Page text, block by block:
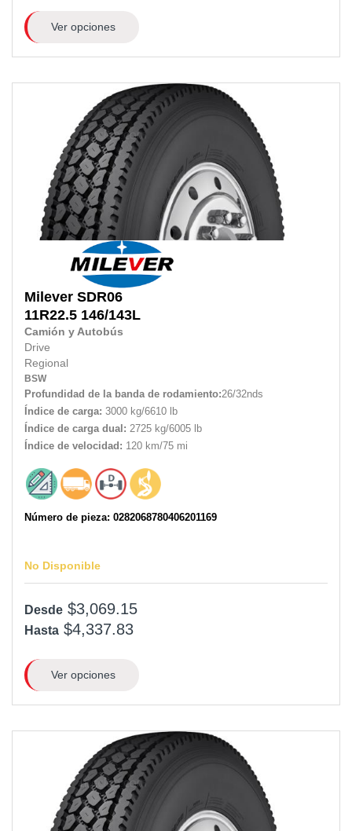
Ver opciones
Milever SDR06
11R22.5 146/143L
Camión y Autobús
Drive
Regional
BSW
Profundidad de la banda de rodamiento:26/32nds
Índice de carga: 3000 kg/6610 lb
Índice de carga dual: 2725 kg/6005 lb
Índice de velocidad: 120 km/75 mi
Número de pieza: 0282068780406201169
No Disponible
Desde $3,069.15
Hasta $4,337.83
Ver opciones